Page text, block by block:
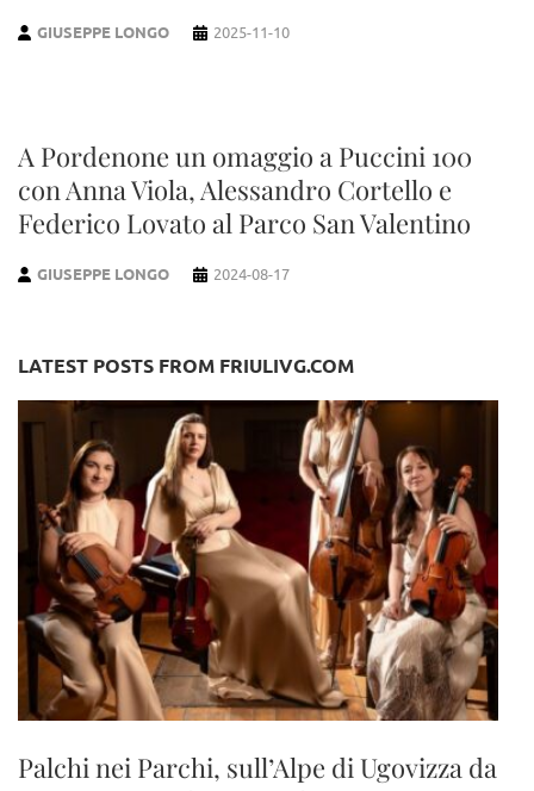
GIUSEPPE LONGO 2025-11-10
A Pordenone un omaggio a Puccini 100
con Anna Viola, Alessandro Cortello e
Federico Lovato al Parco San Valentino
GIUSEPPE LONGO 2024-08-17
LATEST POSTS FROM FRIULIVG.COM
Palchi nei Parchi, sull’Alpe di Ugovizza da